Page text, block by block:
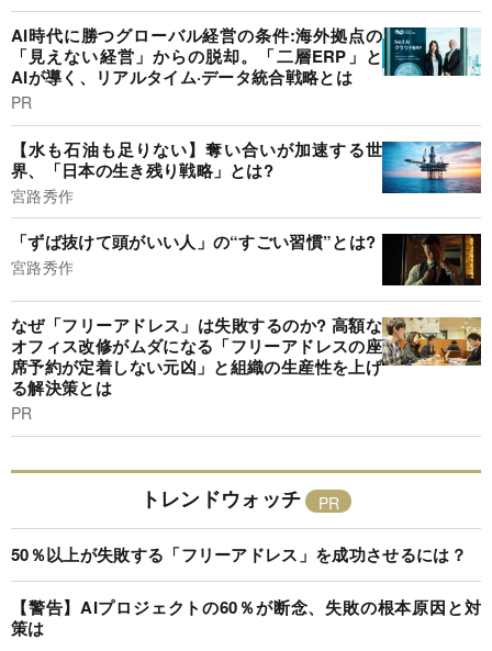
AI時代に勝つグローバル経営の条件:海外拠点の
「見えない経営」からの脱却。「二層ERP」と
AIが導く、リアルタイム·データ統合戦略とは
PR
【水も石油も足りない】奪い合いが加速する世
界、「日本の生き残り戦略」とは?
宮路秀作
「ずば抜けて頭がいい人」の“すごい習慣”とは?
宮路秀作
なぜ「フリーアドレス」は失敗するのか? 高額な
オフィス改修がムダになる「フリーアドレスの座
席予約が定着しない元凶」と組織の生産性を上げ
る解決策とは
PR
トレンドウォッチ
50％以上が失敗する「フリーアドレス」を成功させるには？
【警告】AIプロジェクトの60％が断念、失敗の根本原因と対
策は